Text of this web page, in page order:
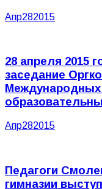
Апр282015
28 апреля 2015
заседание
Международных
Апр282015
Педагоги
гимназии